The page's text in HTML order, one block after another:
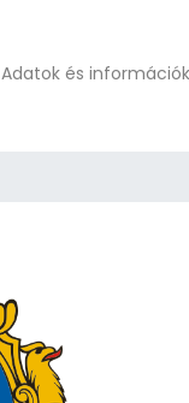
Adatok és információk